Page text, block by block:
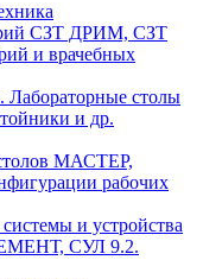
СЗТ ДРИМ, СЗТ
и врачебных
Лабораторные столы
и др.
МАСТЕР,
рабочих
и устройства
СУЛ 9.2.